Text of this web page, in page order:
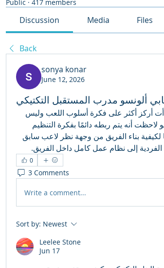
Public · 417 members
Discussion Media Files
Back
sonya konar
June 12, 2026
ألونسو مدرب المستقبل التكتيكي
إلى نظام عمل كامل داخل الفريق.
0
3 Comments
Write a comment...
Sort by: Newest
Leelee Stone
Jun 17